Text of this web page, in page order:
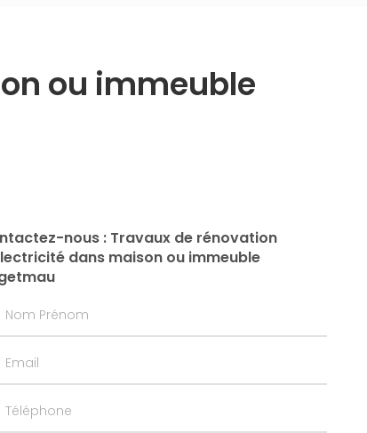
ou immeuble
nous : Travaux de rénovation
dans maison ou immeuble